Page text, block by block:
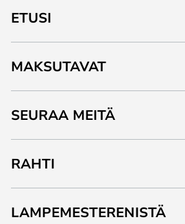
ETUSI
MAKSUTAVAT
SEURAA MEITÄ
RAHTI
LAMPEMESTERENISTÄ